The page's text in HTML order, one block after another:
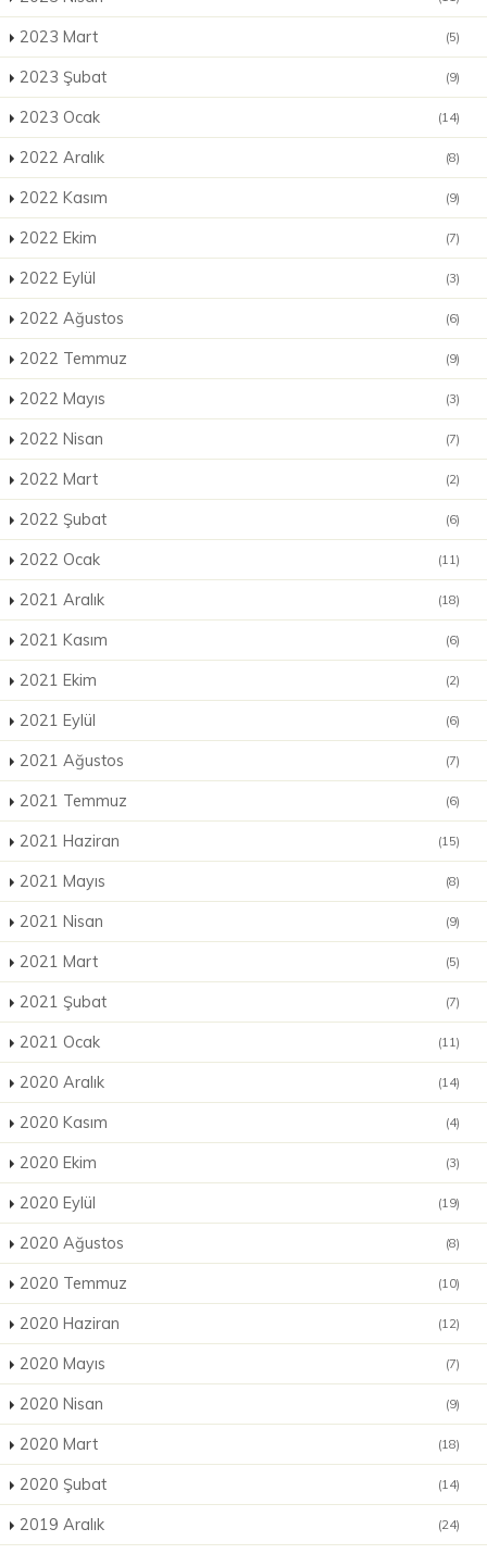
2023 Mart (5)
2023 Şubat (9)
2023 Ocak (14)
2022 Aralık (8)
2022 Kasım (9)
2022 Ekim (7)
2022 Eylül (3)
2022 Ağustos (6)
2022 Temmuz (9)
2022 Mayıs (3)
2022 Nisan (7)
2022 Mart (2)
2022 Şubat (6)
2022 Ocak (11)
2021 Aralık (18)
2021 Kasım (6)
2021 Ekim (2)
2021 Eylül (6)
2021 Ağustos (7)
2021 Temmuz (6)
2021 Haziran (15)
2021 Mayıs (8)
2021 Nisan (9)
2021 Mart (5)
2021 Şubat (7)
2021 Ocak (11)
2020 Aralık (14)
2020 Kasım (4)
2020 Ekim (3)
2020 Eylül (19)
2020 Ağustos (8)
2020 Temmuz (10)
2020 Haziran (12)
2020 Mayıs (7)
2020 Nisan (9)
2020 Mart (18)
2020 Şubat (14)
2019 Aralık (24)